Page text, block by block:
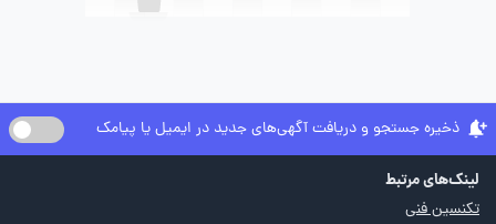
ذخیره جستجو و دریافت آگهی‌های جدید در ایمیل یا پیامک
لینک‌های مرتبط
تکنسین فنی